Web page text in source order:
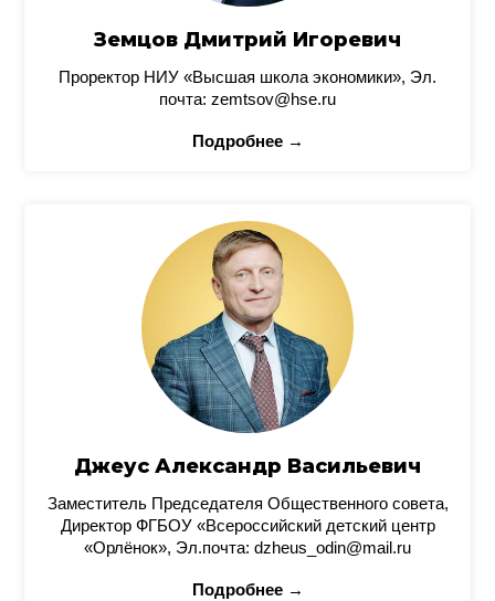
Земцов Дмитрий Игоревич
Проректор НИУ «Высшая школа экономики», Эл.
почта: zemtsov@hse.ru
Подробнее →
Джеус Александр Васильевич
Заместитель Председателя Общественного совета,
Директор ФГБОУ «Всероссийский детский центр
«Орлёнок», Эл.почта: dzheus_odin@mail.ru
Подробнее →